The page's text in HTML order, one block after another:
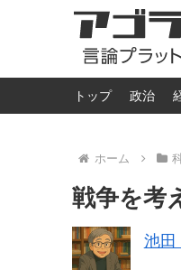
トップ 政治
ホーム
戦争を考
池田